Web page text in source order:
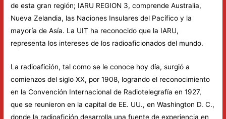
de esta gran región; IARU REGION 3, comprende Australia,
Nueva Zelandia, las Naciones Insulares del Pacífico y la
mayoría de Asía. La UIT ha reconocido que la IARU,
representa los intereses de los radioaficionados del mundo.
La radioafición, tal como se le conoce hoy día, surgió a
comienzos del siglo XX, por 1908, logrando el reconocimiento
en la Convención Internacional de Radiotelegrafía en 1927,
que se reunieron en la capital de EE. UU., en Washington D. C.,
donde la radioafición desarrolla una fuente de experiencia en